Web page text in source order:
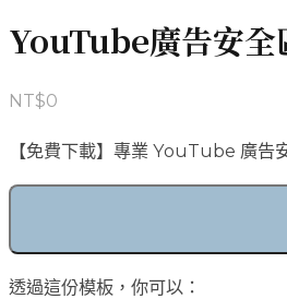
YouTube廣告安全
NT$0
【免費下載】專業 YouTube 廣告
透過這份模板，你可以：